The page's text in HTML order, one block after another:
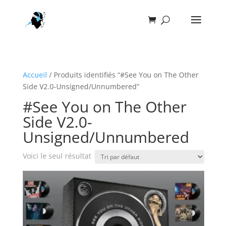
Accueil / Produits identifiés “#See You on The Other
Side V2.0-Unsigned/Unnumbered”
#See You on The Other
Side V2.0-
Unsigned/Unnumbered
Voici le seul résultat